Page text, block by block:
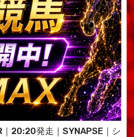
20:20発走｜SYNAPSE｜シ